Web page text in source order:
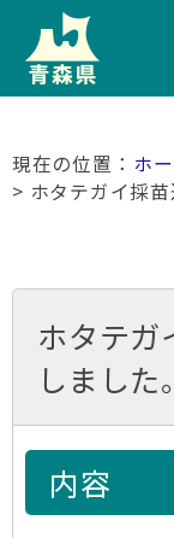
ホ
> ホタテガイ採
ホタテガ
しました。
内容